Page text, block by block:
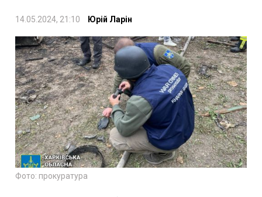
14.05.2024, 21:10 Юрій Ларін
Фото: прокуратура